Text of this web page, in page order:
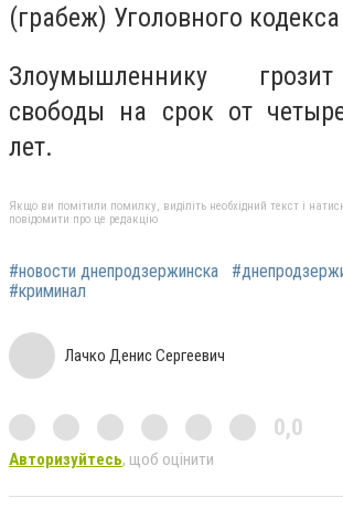
(грабеж) Уголовного
Злоумышленнику
свободы на срок от
лет.
Якщо ви помітили помилку, виділіть необхідний текст і
повідомити про це редакцію
#новости днепродзержинска
#криминал
Лачко Денис Сергеевич
0,0
Авторизуйтесь, щоб оцінити